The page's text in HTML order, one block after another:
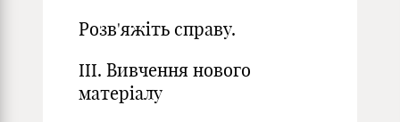
Розв'яжіть справу.
III. Вивчення нового
матеріалу